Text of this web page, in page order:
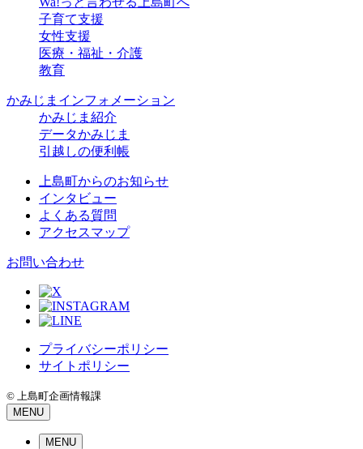
子育て支援
女性支援
医療・福祉・介護
教育
かみじまインフォメーション
かみじま紹介
データかみじま
引越しの便利帳
上島町からのお知らせ
インタビュー
よくある質問
アクセスマップ
お問い合わせ
プライバシーポリシー
サイトポリシー
© 上島町企画情報課
MENU
MENU